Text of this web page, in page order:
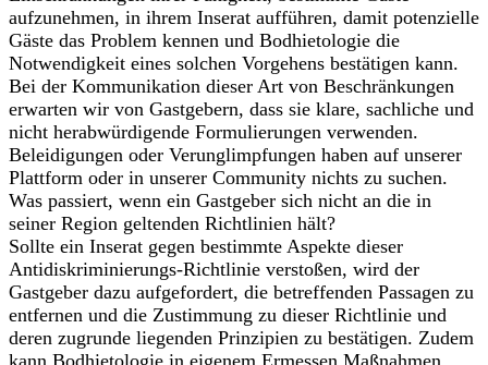
aufzunehmen, in ihrem Inserat aufführen, damit potenzielle
Gäste das Problem kennen und Bodhietologie die
Notwendigkeit eines solchen Vorgehens bestätigen kann.
Bei der Kommunikation dieser Art von Beschränkungen
erwarten wir von Gastgebern, dass sie klare, sachliche und
nicht herabwürdigende Formulierungen verwenden.
Beleidigungen oder Verunglimpfungen haben auf unserer
Plattform oder in unserer Community nichts zu suchen.
Was passiert, wenn ein Gastgeber sich nicht an die in
seiner Region geltenden Richtlinien hält?
Sollte ein Inserat gegen bestimmte Aspekte dieser
Antidiskriminierungs-Richtlinie verstoßen, wird der
Gastgeber dazu aufgefordert, die betreffenden Passagen zu
entfernen und die Zustimmung zu dieser Richtlinie und
deren zugrunde liegenden Prinzipien zu bestätigen. Zudem
kann Bodhietologie in eigenem Ermessen Maßnahmen